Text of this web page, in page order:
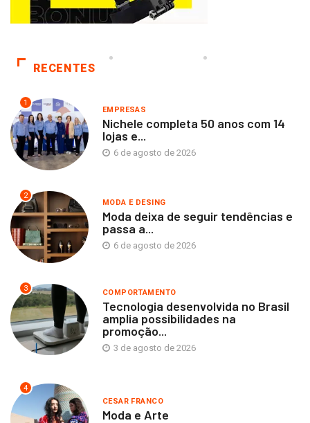
RECENTES
1
EMPRESAS
Nichele completa 50 anos com 14
lojas e...
6 de agosto de 2026
2
MODA E DESING
Moda deixa de seguir tendências e
passa a...
6 de agosto de 2026
3 COMPORTAMENTO
Tecnologia desenvolvida no Brasil
amplia possibilidades na
promoção...
3 de agosto de 2026
4
CESAR FRANCO
Moda e Arte